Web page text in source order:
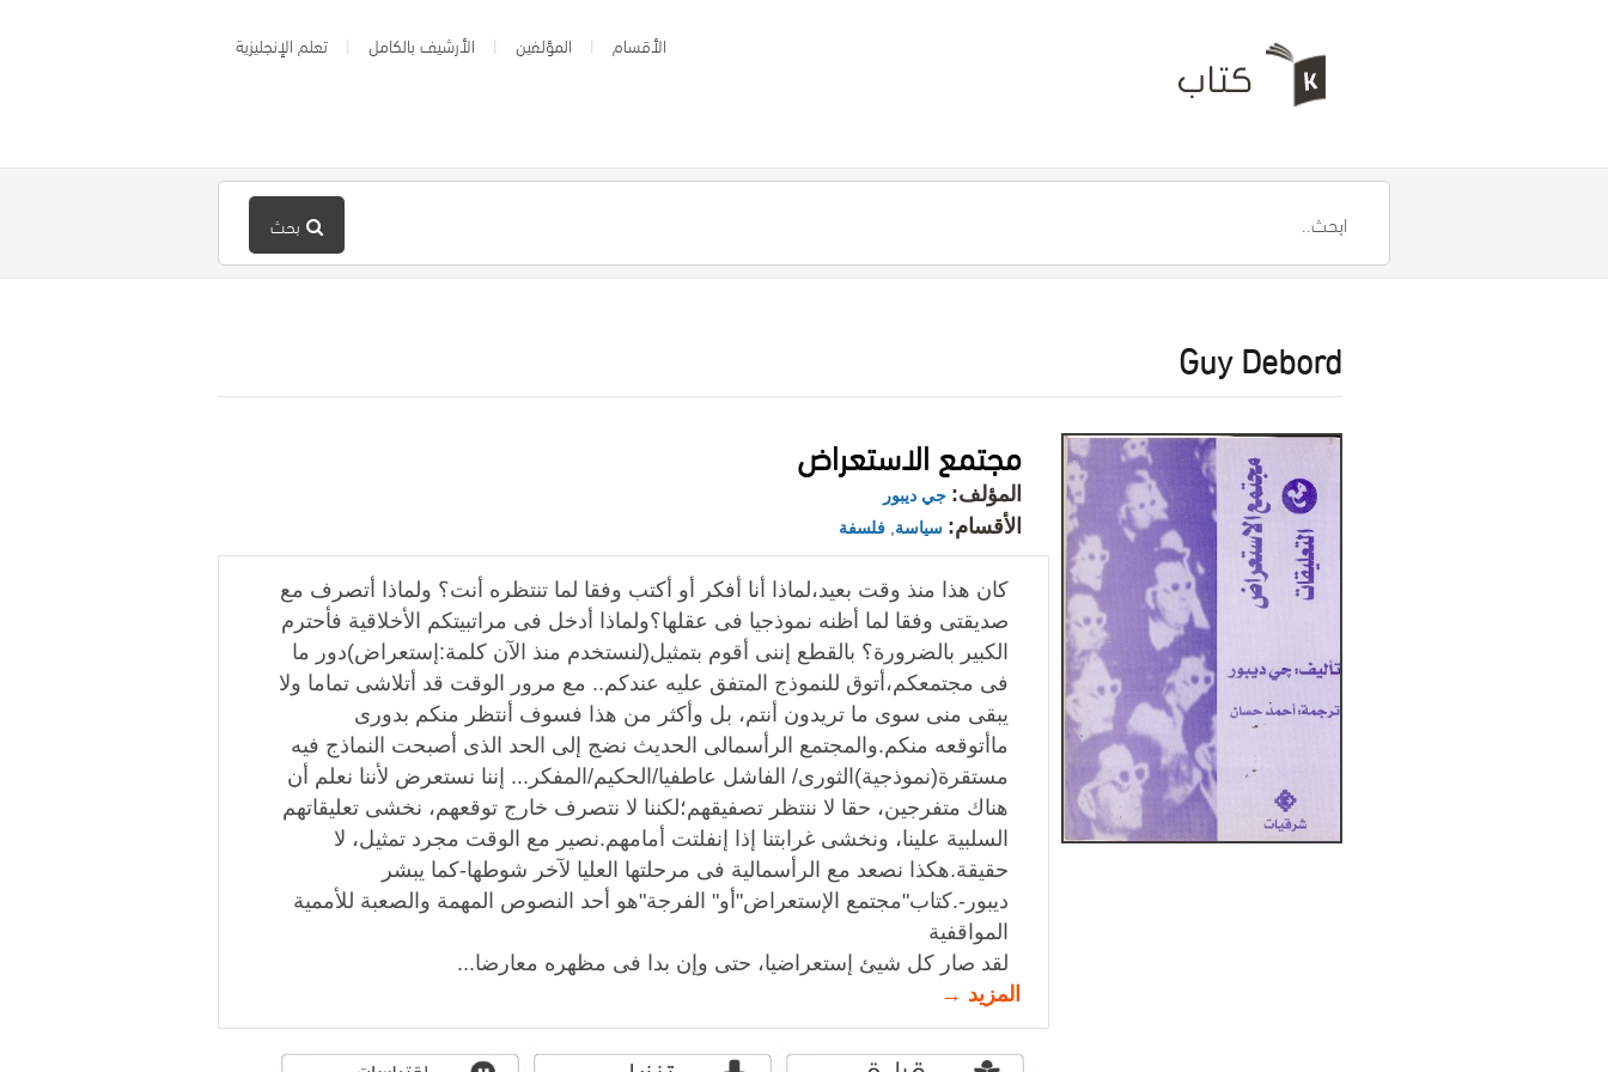
الأقسام المؤلفين الأرشيف بالكامل تعلم الإنجليزية
بحث
Guy Debord
مجتمع الاستعراض
المؤلف: جي ديبور
الأقسام: سياسة فلسفة
كان هذا منذ وقت بعيد،لماذا أنا أفكر أو أكتب وفقا لما تنتظره أنت؟ ولماذا أتصرف مع
صديقتى وفقا لما أظنه نموذجيا فى عقلها؟ولماذا أدخل فى مراتبيتكم الأخلاقية فأحترم
الكبير بالضرورة؟ بالقطع إننى أقوم بتمثيل(لنستخدم منذ الآن كلمة:إستعراض)دور ما
فى مجتمعكم،أتوق للنموذج المتفق عليه عندكم.. مع مرور الوقت قد أتلاشى تماما ولا
يبقى منى سوى ما تريدون أنتم، بل وأكثر من هذا فسوف أنتظر منكم بدورى
ماأتوقعه منكم.والمجتمع الرأسمالى الحديث نضج إلى الحد الذى أصبحت النماذج فيه
مستقرة(نموذجية)الثورى/ الفاشل عاطفيا/الحكيم/المفكر... إننا نستعرض لأننا نعلم أن
هناك متفرجين، حقا لا ننتظر تصفيقهم؛لكننا لا نتصرف خارج توقعهم، نخشى تعليقاتهم
السلبية علينا، ونخشى غرابتنا إذا إنفلتت أمامهم.نصير مع الوقت مجرد تمثيل، لا
حقيقة.هكذا نصعد مع الرأسمالية فى مرحلتها العليا لآخر شوطها-كما يبشر
ديبور-.كتاب"مجتمع الإستعراض"أو" الفرجة"هو أحد النصوص المهمة والصعبة للأممية
المواقفية
لقد صار كل شيئ إستعراضيا، حتى وإن بدا فى مظهره معارضا...
المزيد →